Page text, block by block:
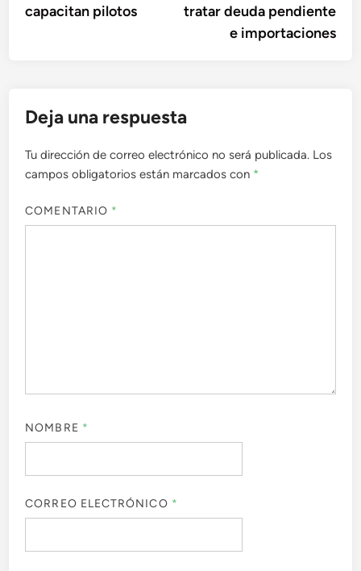
capacitan pilotos
tratar deuda pendiente
e importaciones
Deja una respuesta
Tu dirección de correo electrónico no será publicada. Los
campos obligatorios están marcados con *
COMENTARIO *
NOMBRE *
CORREO ELECTRÓNICO *